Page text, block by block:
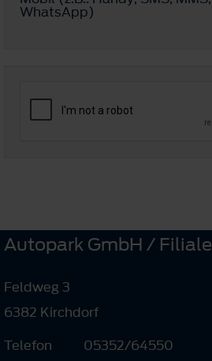
WhatsApp)
Autopark GmbH / Filiale
Feldweg 3
6382 Kirchdorf
Telefon
05352/64550